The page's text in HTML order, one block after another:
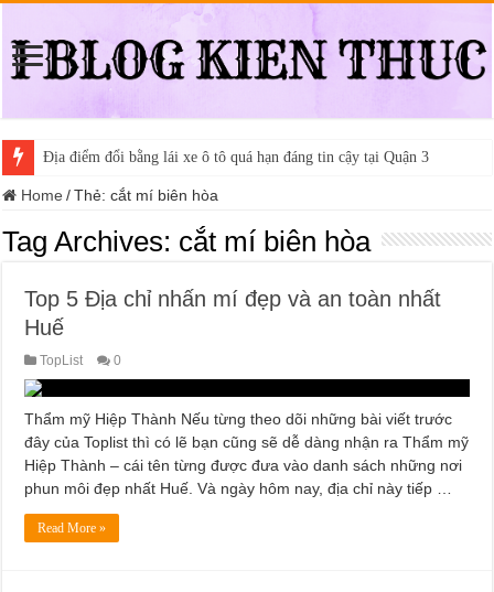
Địa điểm đổi bằng lái xe ô tô quá hạn đáng tin cậy tại Quận 3
Home / Thẻ:cắt mí biên hòa
Tag Archives: cắt mí biên hòa
Top 5 Địa chỉ nhấn mí đẹp và an toàn nhất
Huế
TopList 0
Thẩm mỹ Hiệp Thành Nếu từng theo dõi những bài viết trước
đây của Toplist thì có lẽ bạn cũng sẽ dễ dàng nhận ra Thẩm mỹ
Hiệp Thành – cái tên từng được đưa vào danh sách những nơi
phun môi đẹp nhất Huế. Và ngày hôm nay, địa chỉ này tiếp …
Read More »